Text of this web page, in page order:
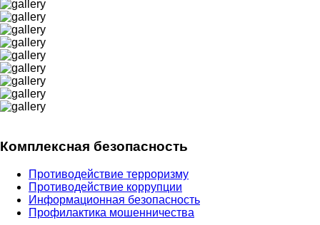
Комплексная безопасность
Противодействие терроризму
Противодействие коррупции
Информационная безопасность
Профилактика мошенничества